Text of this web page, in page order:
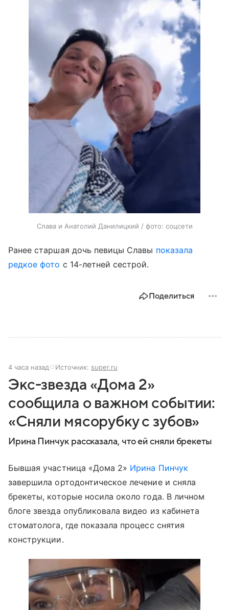
Слава и Анатолий Данилицкий / фото: соцсети
Ранее старшая дочь певицы Славы показала
редкое фото с 14-летней сестрой.
Поделиться
4 часа назад Источник: super.ru
Экс-звезда «Дома 2»
сообщила о важном событии:
«Сняли мясорубку с зубов»
Ирина Пинчук рассказала, что ей сняли брекеты
Бывшая участница «Дома 2» Ирина Пинчук
завершила ортодонтическое лечение и сняла
брекеты, которые носила около года. В личном
блоге звезда опубликовала видео из кабинета
стоматолога, где показала процесс снятия
конструкции.